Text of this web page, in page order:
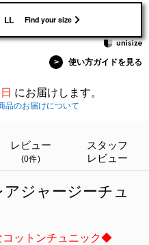
LL Find your size
> 使い方ガイドを見る
にお届けします。
品のお届けについて
レビュー
(0件)
スタッフ
レビュー
アジャージーチュ
ットンチュニック◆